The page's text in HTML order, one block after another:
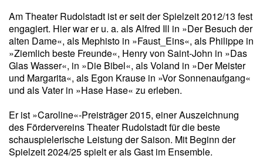
Am Theater Rudolstadt ist er seit der Spielzeit 2012/13 fest
engagiert. Hier war er u. a. als Alfred Ill in »Der Besuch der
alten Dame«, als Mephisto in »Faust_Eins«, als Philippe in
»Ziemlich beste Freunde«, Henry von Saint-John in »Das
Glas Wasser«, in »Die Bibel«, als Voland in »Der Meister
und Margarita«, als Egon Krause in »Vor Sonnenaufgang«
und als Vater in »Hase Hase« zu erleben.
Er ist »Caroline«-Preisträger 2015, einer Auszeichnung
des Fördervereins Theater Rudolstadt für die beste
schauspielerische Leistung der Saison. Mit Beginn der
Spielzeit 2024/25 spielt er als Gast im Ensemble.